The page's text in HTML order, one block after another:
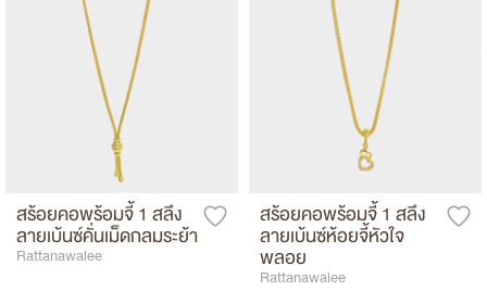
สร้อยคอพร้อมจี้ 1 สลึง
ลายเบ้นซ์คั่นเม็ดกลมระย้า
Rattanawalee
สร้อยคอพร้อมจี้ 1 สลึง
ลายเบ้นซ์ห้อยจี้หัวใจ
พลอย
Rattanawalee